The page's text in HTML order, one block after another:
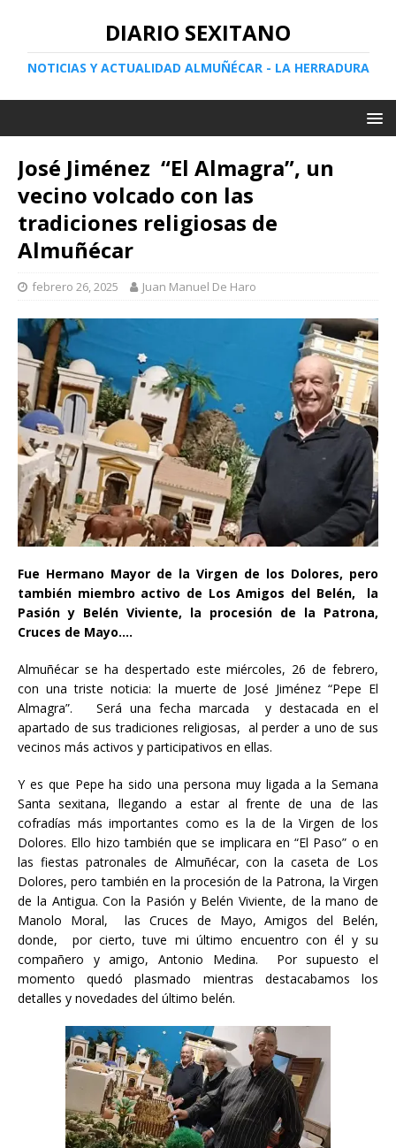
DIARIO SEXITANO
NOTICIAS Y ACTUALIDAD ALMUÑÉCAR - LA HERRADURA
José Jiménez “El Almagra”, un
vecino volcado con las
tradiciones religiosas de
Almuñécar
febrero 26, 2025 Juan Manuel De Haro
Fue Hermano Mayor de la Virgen de los Dolores, pero
también miembro activo de Los Amigos del Belén, la
Pasión y Belén Viviente, la procesión de la Patrona,
Cruces de Mayo….
Almuñécar se ha despertado este miércoles, 26 de febrero,
con una triste noticia: la muerte de José Jiménez “Pepe El
Almagra”. Será una fecha marcada y destacada en el
apartado de sus tradiciones religiosas, al perder a uno de sus
vecinos más activos y participativos en ellas.
Y es que Pepe ha sido una persona muy ligada a la Semana
Santa sexitana, llegando a estar al frente de una de las
cofradías más importantes como es la de la Virgen de los
Dolores. Ello hizo también que se implicara en “El Paso” o en
las fiestas patronales de Almuñécar, con la caseta de Los
Dolores, pero también en la procesión de la Patrona, la Virgen
de la Antigua. Con la Pasión y Belén Viviente, de la mano de
Manolo Moral, las Cruces de Mayo, Amigos del Belén,
donde, por cierto, tuve mi último encuentro con él y su
compañero y amigo, Antonio Medina. Por supuesto el
momento quedó plasmado mientras destacabamos los
detalles y novedades del último belén.